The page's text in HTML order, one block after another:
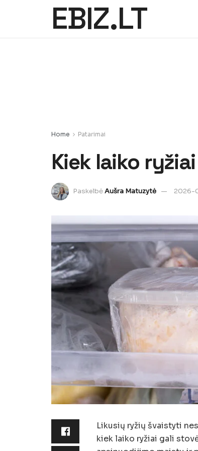
EBIZ.LT
Home Patarimai
Kiek laiko
PaskelbėAušra Matuzytė 2026-
Likusių ryžių švaistyti
kiek laiko ryžiai gali